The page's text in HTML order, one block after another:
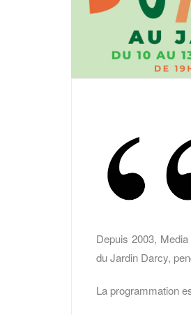
Depuis 2003,
du Jardin Darcy,
La programmation